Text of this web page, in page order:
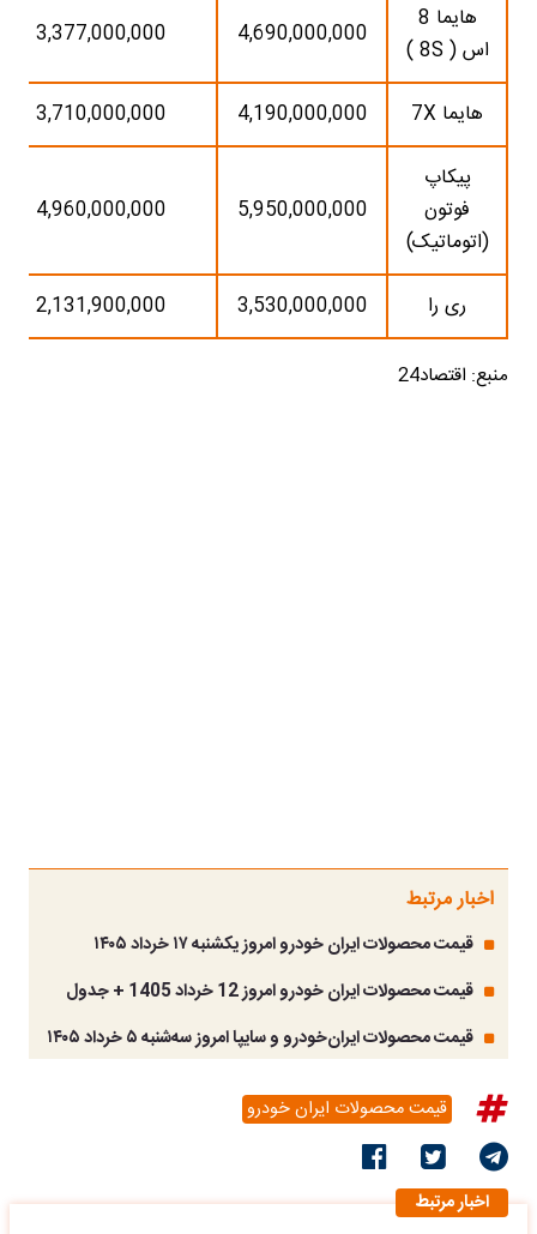
هایما 8
اس ( 8S )
4,690,000,000
3,377,000,000
هایما 7X 4,190,000,000
3,710,000,000
پیکاپ
فوتون
(اتوماتیک)
5,950,000,000
4,960,000,000
ری را 3,530,000,000
2,131,900,000
منبع: اقتصاد24
اخبار مرتبط
قیمت محصولات ایران خودرو امروز یکشنبه ۱۷ خرداد ۱۴۰۵
قیمت محصولات ایران خودرو امروز 12 خرداد 1405 + جدول
قیمت محصولات ایران‌خودرو و سایپا امروز سه‌شنبه ۵ خرداد ۱۴۰۵
قیمت محصولات ایران خودرو
اخبار مرتبط